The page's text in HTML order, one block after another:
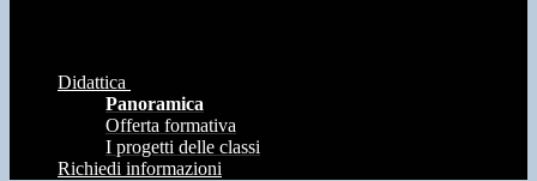
Didattica
Panoramica
Offerta formativa
I progetti delle classi
Richiedi informazioni